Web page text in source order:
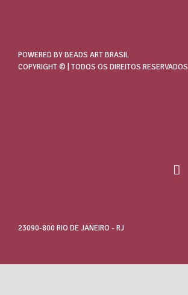
POWERED BY BEADS ART BRASIL
COPYRIGHT © | TODOS OS DIREITOS RESERVADOS
23090-800 RIO DE JANEIRO - RJ